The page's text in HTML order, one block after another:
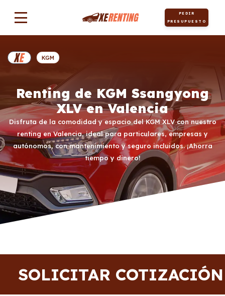
PEDIR
PRESUPUESTO
Renting de KGM Ssangyong
XLV en Valencia
Disfruta de la comodidad y espacio del KGM XLV con nuestro
renting en Valencia, ideal para particulares, empresas y
autónomos, con mantenimiento y seguro incluidos. ¡Ahorra
tiempo y dinero!
KGM
SOLICITAR COTIZACIÓN